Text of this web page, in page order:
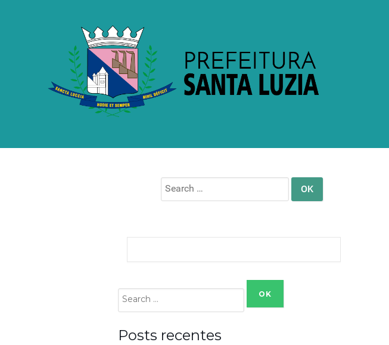
Search
for:
Search
for:
Posts recentes